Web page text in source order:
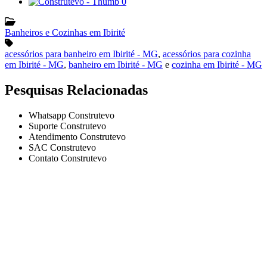
Banheiros e Cozinhas em Ibirité
acessórios para banheiro em Ibirité - MG, acessórios para cozinha
em Ibirité - MG, banheiro em Ibirité - MG e cozinha em Ibirité - MG
Pesquisas Relacionadas
Whatsapp Construtevo
Suporte Construtevo
Atendimento Construtevo
SAC Construtevo
Contato Construtevo